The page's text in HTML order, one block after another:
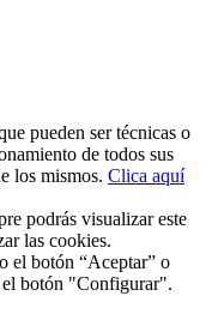
pueden ser técnicas o
de todos sus
los mismos. Clica aquí
podrás visualizar este
las cookies.
el botón “Aceptar” o
el botón "Configurar".